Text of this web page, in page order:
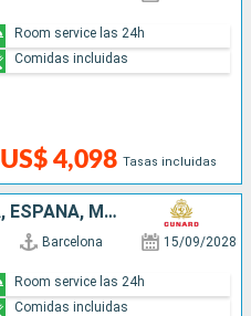
US$ 4,098 Tasas incluidas
Room service las 24h
Comidas incluidas
FRANCIA, CROACIA, GRECIA, ESPAÑA, MALTA, ITALIA
Barcelona 15/09/2028
Room service las 24h
Comidas incluidas